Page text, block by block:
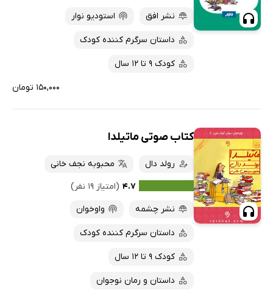
پربحث‌ها
ارزان ترین‌ها
نشر افق
استودیو نوار
داستان سرگرم کننده کودک
کودک 9 تا 12 سال
۱۵۰,۰۰۰ تومان
کتاب صوتی ماتیلدا
رولد دال
محبوبه نجف خانی
۴.۷ (امتیاز ۱۹ نفر)
نشر چشمه
واوخوان
داستان سرگرم کننده کودک
کودک 9 تا 12 سال
داستان و رمان نوجوان